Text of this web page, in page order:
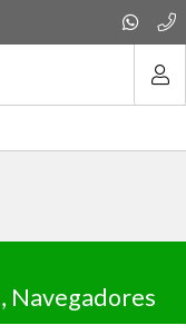
Navegadores